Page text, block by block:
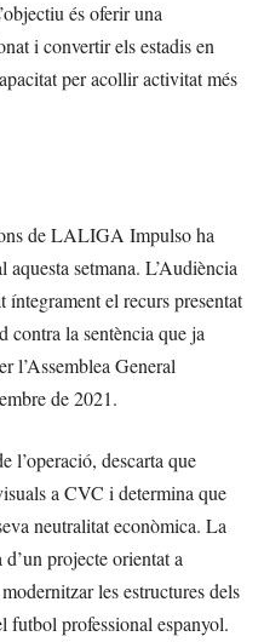
és oferir una
i convertir els estadis en
per acollir activitat més
de LALIGA Impulso ha
setmana. L’Audiència
el recurs presentat
la sentència que ja
l’Assemblea General
de 2021.
l’operació, descarta que
a CVC i determina que
neutralitat econòmica. La
projecte orientat a
les estructures dels
professional espanyol.